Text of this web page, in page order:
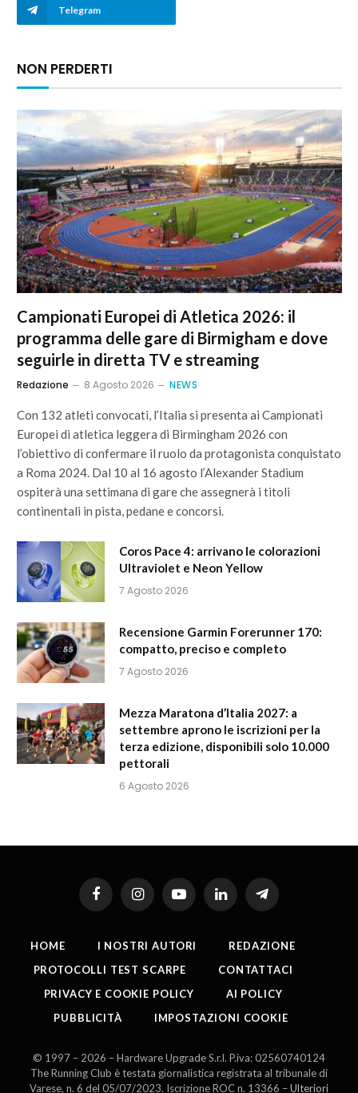
Telegram
NON PERDERTI
Campionati Europei di Atletica 2026: il
programma delle gare di Birmigham e dove
seguirle in diretta TV e streaming
Redazione 8 Agosto 2026 NEWS
Con 132 atleti convocati, l’Italia si presenta ai Campionati
Europei di atletica leggera di Birmingham 2026 con
l’obiettivo di confermare il ruolo da protagonista conquistato
a Roma 2024. Dal 10 al 16 agosto l’Alexander Stadium
ospiterà una settimana di gare che assegnerà i titoli
continentali in pista, pedane e concorsi.
Coros Pace 4: arrivano le colorazioni
Ultraviolet e Neon Yellow
7 Agosto 2026
Recensione Garmin Forerunner 170:
compatto, preciso e completo
7 Agosto 2026
Mezza Maratona d’Italia 2027: a
settembre aprono le iscrizioni per la
terza edizione, disponibili solo 10.000
pettorali
6 Agosto 2026
FacebookInstagramYouTubeLinkedIn Telegram
HOME I NOSTRI AUTORI
REDAZIONE
PROTOCOLLI TEST SCARPE
CONTATTACI
PRIVACY E COOKIE POLICY
AI POLICY
PUBBLICITÀ
IMPOSTAZIONI COOKIE
© 1997 – 2026 – Hardware Upgrade S.r.l. P.iva: 02560740124
The Running Club è testata giornalistica registrata al tribunale di
Varese, n. 6 del 05/07/2023. Iscrizione ROC n. 13366 –Ulteriori